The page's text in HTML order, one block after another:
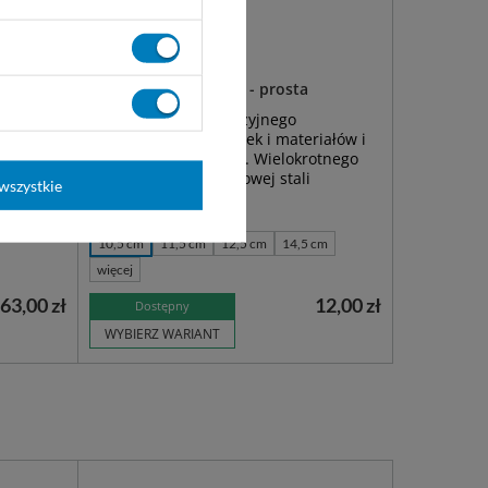
ze
63,00 zł
Pinceta anatomiczna - prosta
Szczypczyki do precyzyjnego
podtrzymywania tkanek i materiałów i
usuwania ciał obcych. Wielokrotnego
użytku, z wysokostopowej stali
10,5 cm 11,5 cm 12,5 cm
14,5 cm
więcej
Dostępny
WYBIERZ WARIANT
12,00 zł